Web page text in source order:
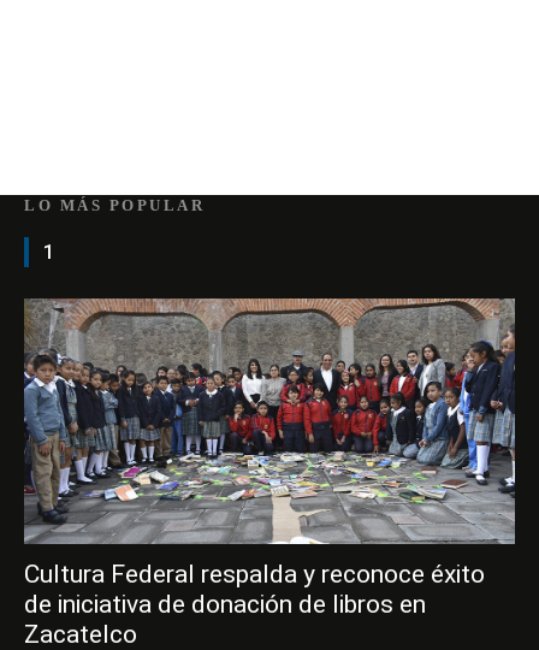
LO MÁS POPULAR
1
Cultura Federal respalda y reconoce éxito
de iniciativa de donación de libros en
Zacatelco